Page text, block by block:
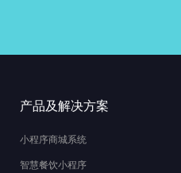
产品及解决方案
小程序商城系统
智慧餐饮小程序